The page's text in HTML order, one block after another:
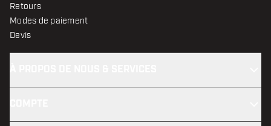
Retours
Modes de paiement
Devis